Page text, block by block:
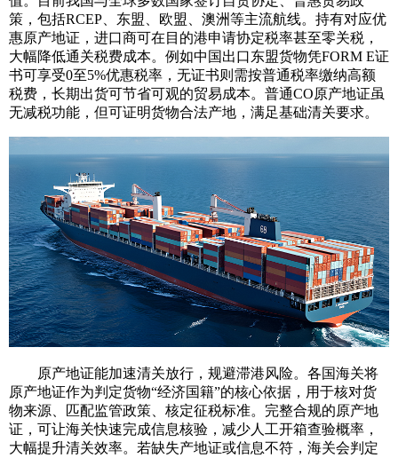
策，包括RCEP、东盟、欧盟、澳洲等主流航线。持有对应优
惠原产地证，进口商可在目的港申请协定税率甚至零关税，
大幅降低通关税费成本。例如中国出口东盟货物凭FORM E证
书可享受0至5%优惠税率，无证书则需按普通税率缴纳高额
税费，长期出货可节省可观的贸易成本。普通CO原产地证虽
无减税功能，但可证明货物合法产地，满足基础清关要求。
原产地证能加速清关放行，规避滞港风险。各国海关将
原产地证作为判定货物“经济国籍”的核心依据，用于核对货
物来源、匹配监管政策、核定征税标准。完整合规的原产地
证，可让海关快速完成信息核验，减少人工开箱查验概率，
大幅提升清关效率。若缺失产地证或信息不符，海关会判定